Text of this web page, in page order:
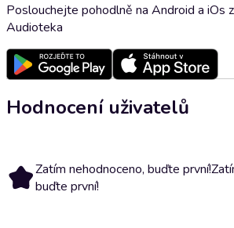
Poslouchejte pohodlně na Android a iOs
Audioteka
Hodnocení uživatelů
Zatím nehodnoceno, buďte první!
buďte první!